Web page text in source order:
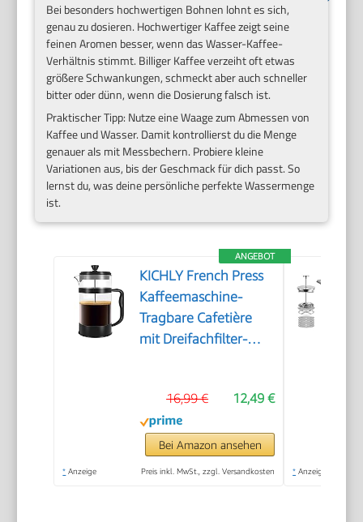
Bei besonders hochwertigen Bohnen lohnt es sich,
genau zu dosieren. Hochwertiger Kaffee zeigt seine
feinen Aromen besser, wenn das Wasser-Kaffee-
Verhältnis stimmt. Billiger Kaffee verzeiht oft etwas
größere Schwankungen, schmeckt aber auch schneller
bitter oder dünn, wenn die Dosierung falsch ist.
Praktischer Tipp: Nutze eine Waage zum Abmessen von
Kaffee und Wasser. Damit kontrollierst du die Menge
genauer als mit Messbechern. Probiere kleine
Variationen aus, bis der Geschmack für dich passt. So
lernst du, was deine persönliche perfekte Wassermenge
ist.
ANGEBOT
KICHLY French Press
Kaffeemaschine-
Tragbare Cafetière
mit Dreifachfilter-
Große Karaffe-
1000ml / 1 litre /
34Oz - Schwarz
12,49 €
16,99 €
Bei Amazon ansehen
* Anzeige Preis inkl. MwSt., zzgl. Versandkosten * Anzeige